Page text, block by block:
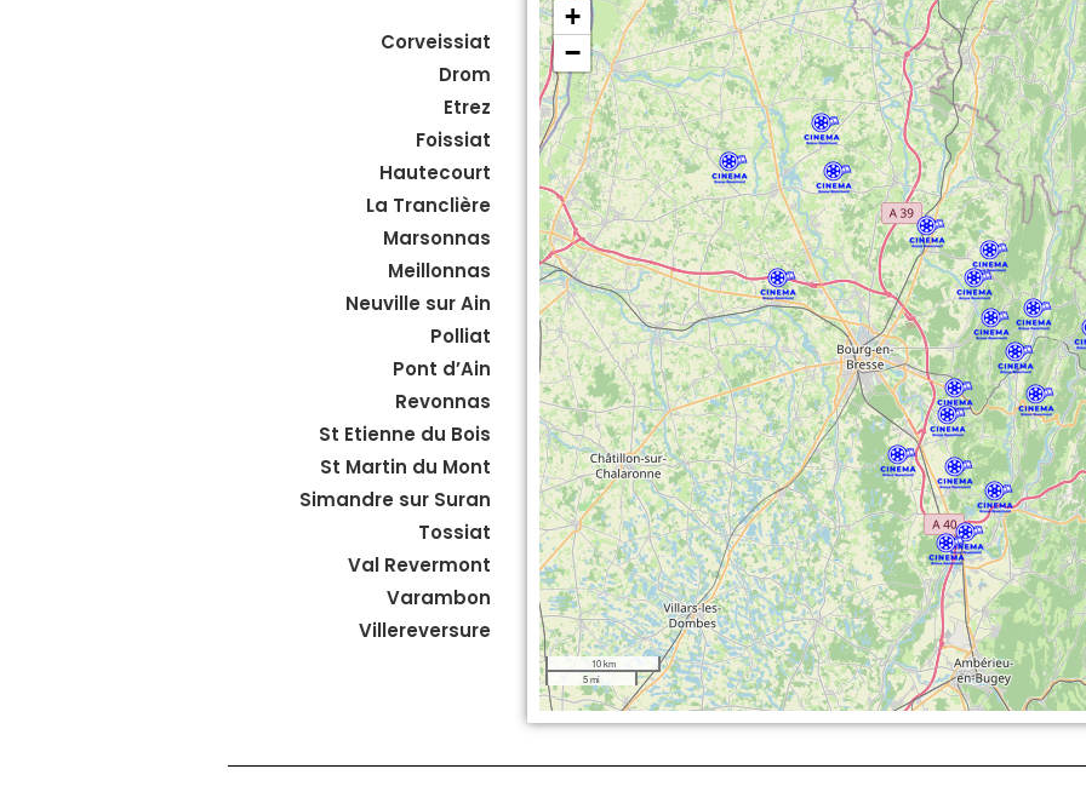
Corveissiat
Drom
Etrez
Foissiat
Hautecourt
La Tranclière
Marsonnas
Meillonnas
Neuville sur Ain
Polliat
Pont d’Ain
Revonnas
St Etienne du Bois
St Martin du Mont
Simandre sur Suran
Tossiat
Val Revermont
Varambon
Villereversure
+
−
10 km
5 mi